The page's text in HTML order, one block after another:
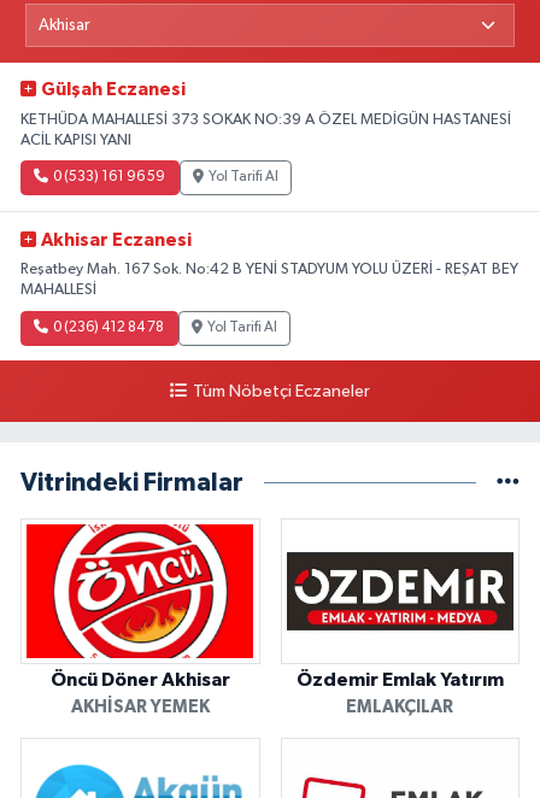
Gülşah Eczanesi
KETHÜDA MAHALLESİ 373 SOKAK NO:39 A ÖZEL MEDİGÜN HASTANESİ
ACİL KAPISI YANI
0 (533) 161 96 59 Yol Tarifi Al
Akhisar Eczanesi
Reşatbey Mah. 167 Sok. No:42 B YENİ STADYUM YOLU ÜZERİ - REŞAT BEY
MAHALLESİ
0 (236) 412 84 78 Yol Tarifi Al
Tüm Nöbetçi Eczaneler
Vitrindeki Firmalar
Öncü Döner Akhisar
AKHISAR YEMEK
Özdemir Emlak Yatırım
EMLAKÇILAR